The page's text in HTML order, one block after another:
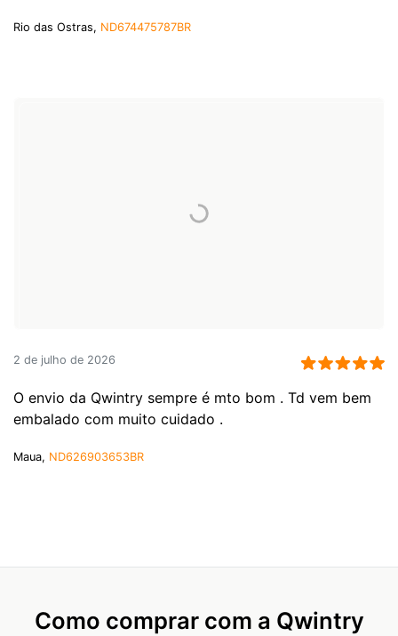
Rio das Ostras, ND674475787BR
2 de julho de 2026
O envio da Qwintry sempre é mto bom . Td vem bem
embalado com muito cuidado .
Maua, ND626903653BR
Como comprar com a Qwintry